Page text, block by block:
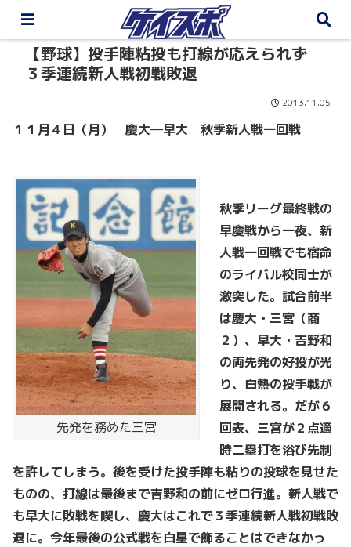
【野球】投手陣粘投も打線が応えられず
３季連続新人戦初戦敗退
2013.11.05
１１月４日（月） 慶大―早大 秋季新人戦一回戦
先発を務めた三宮
秋季リーグ最終戦の
早慶戦から一夜、新
人戦一回戦でも宿命
のライバル校同士が
激突した。試合前半
は慶大・三宮（商
２）、早大・吉野和
の両先発の好投が光
り、白熱の投手戦が
展開される。だが６
回表、三宮が２点適
時二塁打を浴び先制
を許してしまう。後を受けた投手陣も粘りの投球を見せた
ものの、打線は最後まで吉野和の前にゼロ行進。新人戦で
も早大に敗戦を喫し、慶大はこれで３季連続新人戦初戦敗
退に。今年最後の公式戦を白星で飾ることはできなかっ